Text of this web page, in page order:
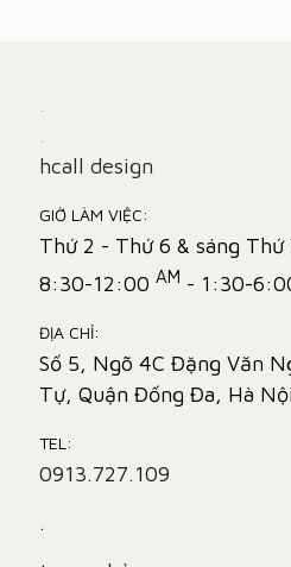
hcall design
GIỜ LÀM VIỆC:
Thứ 2 - Thứ 6 & sáng Thứ
8:30-12:00 AM - 1:30-
ĐỊA CHỈ:
Số 5, Ngõ 4C Đặng Văn
Tự, Quận Đống Đa, Hà Nội
TEL:
0913.727.109
.